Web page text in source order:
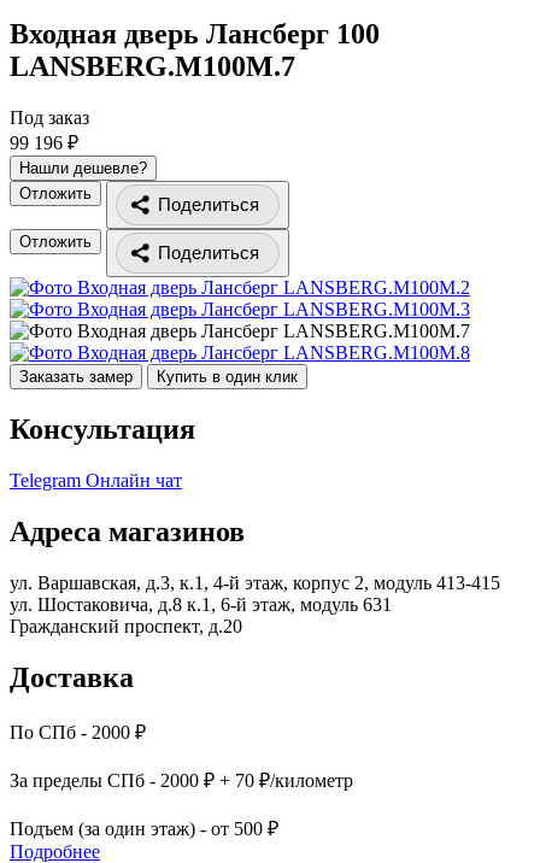
Входная дверь Лансберг 100
LANSBERG.M100M.7
Под заказ
99 196 ₽
Нашли дешевле?
Отложить
Поделиться
Отложить
Поделиться
Заказать замер Купить в один клик
Консультация
Telegram Онлайн чат
Адреса магазинов
ул. Варшавская, д.3, к.1, 4-й этаж, корпус 2, модуль 413-415
ул. Шостаковича, д.8 к.1, 6-й этаж, модуль 631
Гражданский проспект, д.20
Доставка
По СПб - 2000 ₽
За пределы СПб - 2000 ₽ + 70 ₽/километр
Подъем (за один этаж) - от 500 ₽
Подробнее